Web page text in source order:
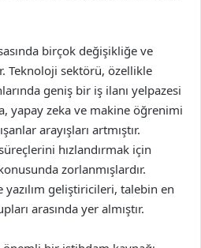
birçok değişikliğe ve
Teknoloji sektörü, özellikle
geniş bir iş ilanı yelpazesi
yapay zeka ve makine öğrenimi
arayışları artmıştır.
hızlandırmak için
zorlanmışlardır.
geliştiricileri, talebin en
arasında yer almıştır.